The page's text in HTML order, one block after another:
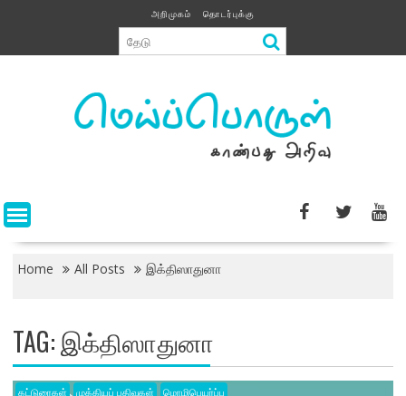
content
அறிமுகம் தொடர்புக்கு
Home All Posts இக்திஸாதுனா
TAG:இக்திஸாதுனா
கட்டுரைகள் முக்கியப் பதிவுகள் மொழிபெயர்ப்பு